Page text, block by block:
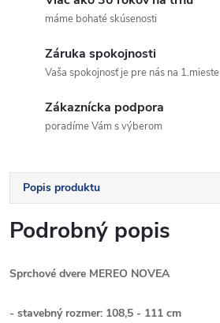
máme bohaté skúsenosti
Záruka spokojnosti
Vaša spokojnosť je pre nás na 1.mieste
Zákaznícka podpora
poradíme Vám s výberom
Popis produktu
Podrobný popis
Sprchové dvere MEREO NOVEA
- stavebný rozmer: 108,5 - 111 cm